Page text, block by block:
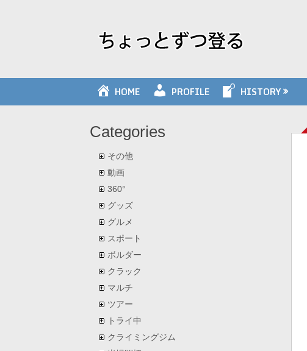
HOME PROFILE HISTORY
Categories
その他
動画
360°
グッズ
グルメ
スポート
ボルダー
クラック
マルチ
ツアー
トライ中
クライミングジム